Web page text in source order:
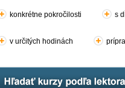
konkrétne pokročilosti s
v určitých hodinách